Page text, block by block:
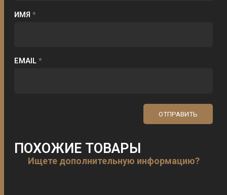
ИМЯ*
EMAIL*
ПОХОЖИЕ ТОВАРЫ
Ищете дополнительную информацию?